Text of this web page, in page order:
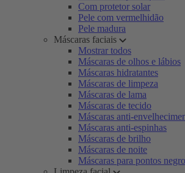
Com protetor solar
Pele com vermelhidão
Pele madura
Máscaras faciais
Mostrar todos
Máscaras de olhos e lábios
Máscaras hidratantes
Máscaras de limpeza
Máscaras de lama
Máscaras de tecido
Máscaras anti-
Máscaras anti-espinhas
Máscaras de brilho
Máscaras de noite
Máscaras para pontos